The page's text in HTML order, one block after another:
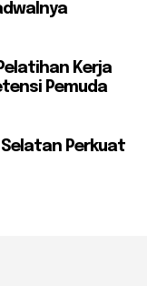
Kerja
Pemuda
Selatan Perkuat